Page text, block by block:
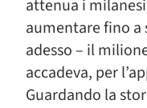
attenua i
aumentare fino a
adesso – il
accadeva, per
Guardando la